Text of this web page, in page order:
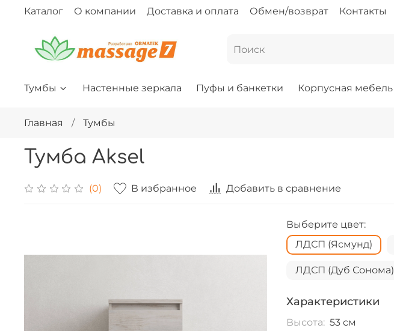
Каталог О компании Доставка и оплата Обмен/возврат Контакты
Тумбы Настенные зеркала Пуфы и банкетки Корпусная мебель
Главная Тумбы
Тумба Aksel
(0) В избранное Добавить в сравнение
Выберите цвет:
ЛДСП (Ясмунд)
ЛДСП (Дуб Сонома)
Характеристики
Высота: 53 см